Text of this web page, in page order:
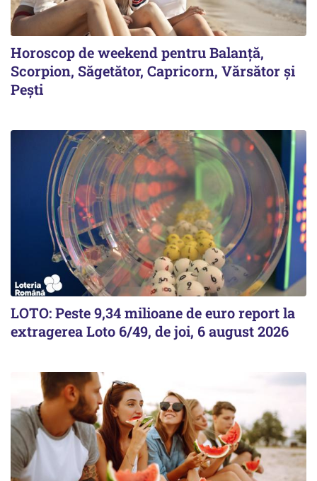
Horoscop de weekend pentru Balanță,
Scorpion, Săgetător, Capricorn, Vărsător și
Pești
LOTO: Peste 9,34 milioane de euro report la
extragerea Loto 6/49, de joi, 6 august 2026